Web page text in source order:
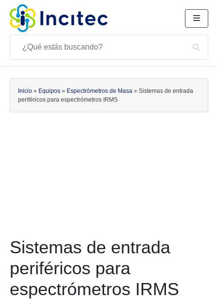
Buscar
Buscar
Inicio » Equipos » Espectrómetros de Masa » Sistemas de entrada
periféricos para espectrómetros IRMS
Sistemas de entrada
periféricos para
espectrómetros IRMS